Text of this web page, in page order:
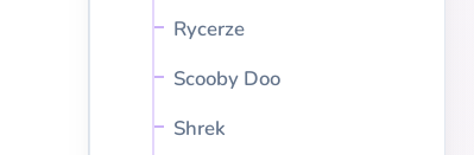
Rycerze
Scooby Doo
Shrek